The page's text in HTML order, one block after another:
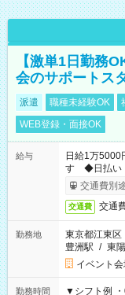
【激単1日勤務
会のサポートス
派遣 職種未経験OK
WEB登録・面接OK
給与
日給1万5000
す ◆日払い
も異なります
交通費別
交通費 交通
勤務地
東京都江東区
豊洲駅 / 東
イベント
勤務時間
▼シフト例